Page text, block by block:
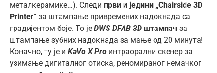
металкерамике…). Следи први и једини „Chairside 3D
Printer“ за штампање привремених надокнада са
градијентом боје. То је DWS DFAB 3D штампач за
штампање зубних надокнада за мање од 20 минута!
Коначно, ту је и KaVo X Pro интраорални скенер за
узимање дигиталног отиска, реномираног немачког